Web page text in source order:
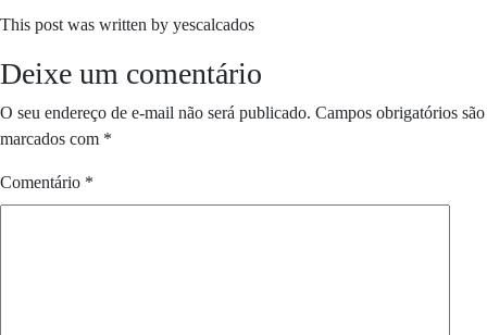
This post was written by yescalcados
Deixe um comentário
O seu endereço de e-mail não será publicado. Campos obrigatórios são
marcados com *
Comentário *